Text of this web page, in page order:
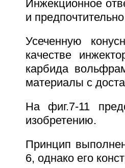
Инжекционное
и
Усеченную
качестве
карбида
материалы с
На фиг.7-11
изобретению.
Принцип
6, однако его